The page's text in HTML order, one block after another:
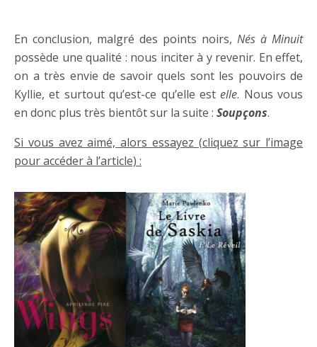
En conclusion, malgré des points noirs, Nés à Minuit
possède une qualité : nous inciter à y revenir. En effet,
on a très envie de savoir quels sont les pouvoirs de
Kyllie, et surtout qu’est-ce qu’elle estelle. Nous vous
en donc plus très bientôt sur la suite : Soupçons.
Si vous avez aimé, alors essayez (cliquez sur l’image
pour accéder à l’article) :